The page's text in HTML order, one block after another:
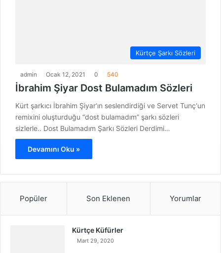
Kürtçe Şarkı Sözleri
admin Ocak 12, 2021 0 540
İbrahim Şiyar Dost Bulamadım Sözleri
Kürt şarkıcı İbrahim Şiyar‘ın seslendirdiği ve Servet Tunç‘un
remixini oluşturduğu “dost bulamadım” şarkı sözleri
sizlerle.. Dost Bulamadım Şarkı Sözleri Derdimi…
Devamını Oku »
Popüler Son Eklenen Yorumlar
Kürtçe Küfürler
Mart 29, 2020